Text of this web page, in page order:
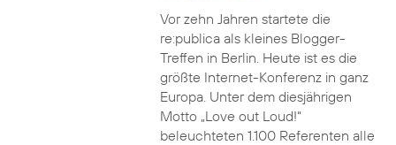
Vor zehn Jahren startete die
re:publica als kleines Blogger-
Treffen in Berlin. Heute ist es die
größte Internet-Konferenz in ganz
Europa. Unter dem diesjährigen
Motto „Love out Loud!“
beleuchteten 1.100 Referenten alle